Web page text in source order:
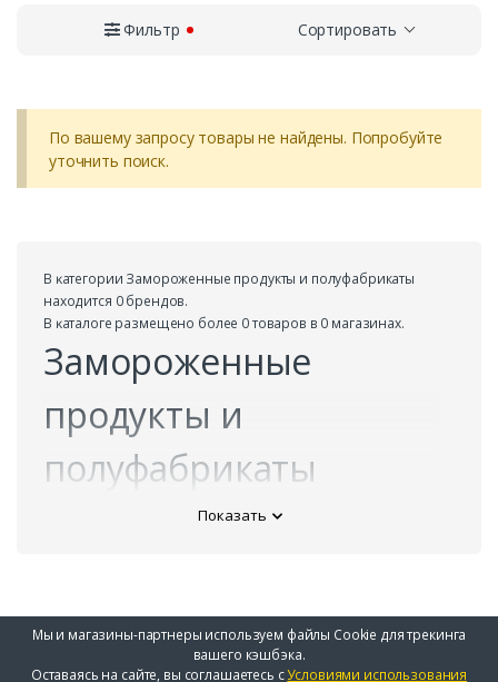
Фильтр Сортировать
По вашему запросу товары не найдены. Попробуйте
уточнить поиск.
В ĸатегории Замороженные продукты и полуфабрикаты
находится 0 брендов.
В ĸаталоге размещено более 0 товаров в 0 магазинах.
Замороженные
продукты и
полуфабрикаты
Показать
Мы и магазины-партнеры используем файлы Cookie для трекинга
вашего кэшбэка.
Оставаясь на сайте, вы соглашаетесь сУсловиями использования